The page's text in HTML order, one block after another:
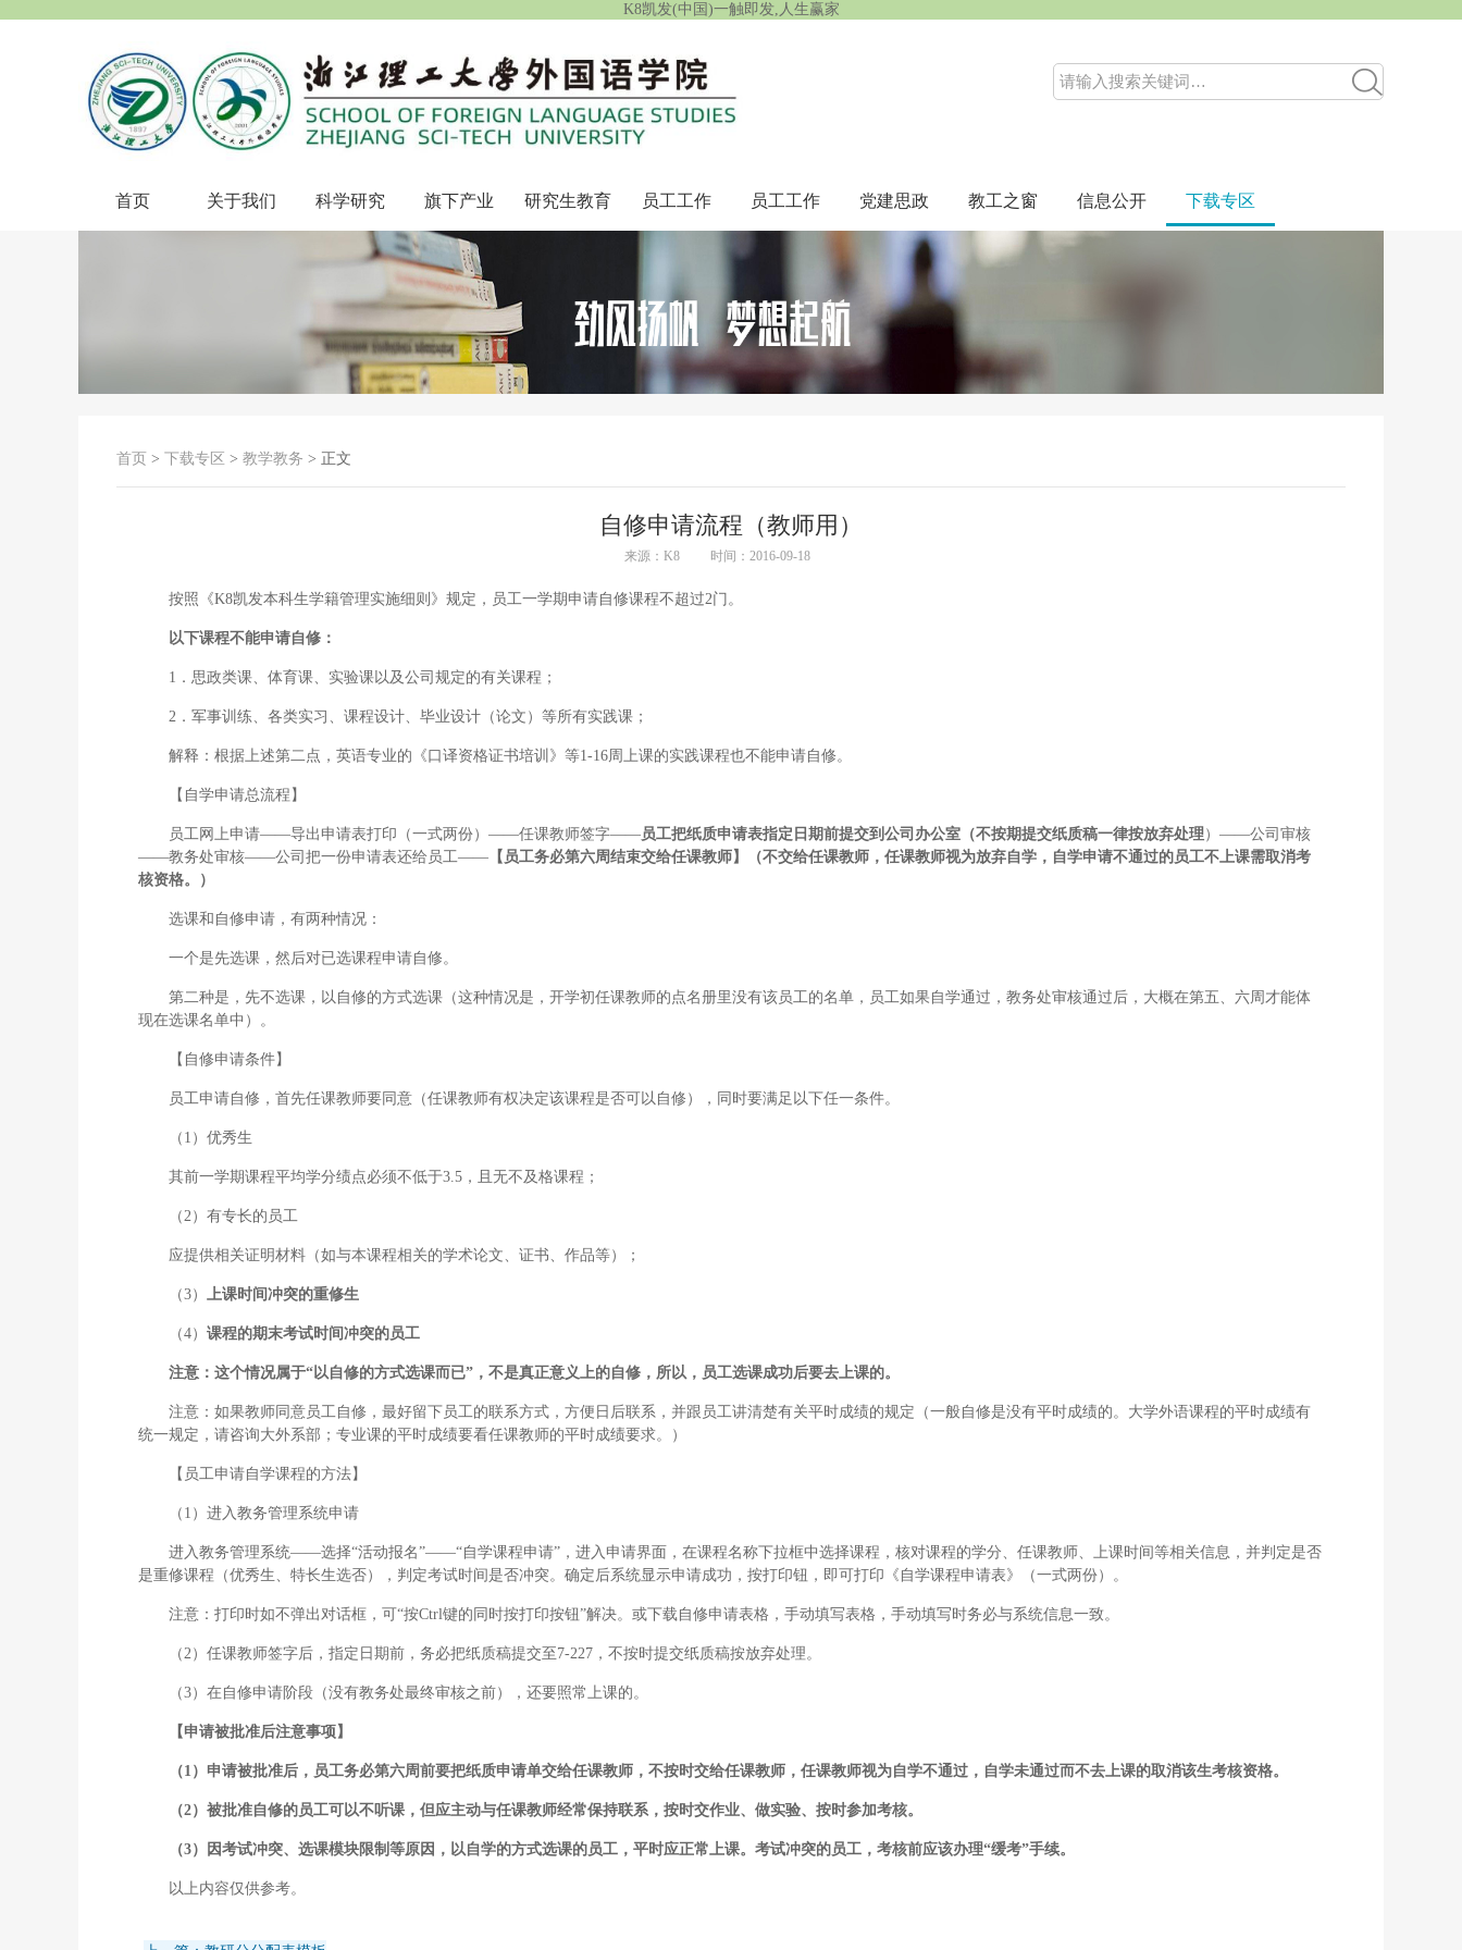
K8凯发(中国)一触即发,人生赢家
首页 关于我们 科学研究 旗下产业 研究生教育 员工工作 员工工作 党建思政 教工之窗 信息公开 下载专区
首页 > 下载专区 > 教学教务 > 正文
自修申请流程（教师用）
来源：K8 时间：2016-09-18
按照《K8凯发本科生学籍管理实施细则》规定，员工一学期申请自修课程不超过2门。
以下课程不能申请自修：
1．思政类课、体育课、实验课以及公司规定的有关课程；
2．军事训练、各类实习、课程设计、毕业设计（论文）等所有实践课；
解释：根据上述第二点，英语专业的《口译资格证书培训》等1-16周上课的实践课程也不能申请自修。
【自学申请总流程】
员工网上申请——导出申请表打印（一式两份）——任课教师签字——员工把纸质申请表指定日期前提交到公司办公室（不按期提交纸质稿一律按放弃处理）——公司审核
——教务处审核——公司把一份申请表还给员工—— 【员工务必第六周结束交给任课教师】（不交给任课教师，任课教师视为放弃自学，自学申请不通过的员工不上课需取消考
核资格。）
选课和自修申请，有两种情况：
一个是先选课，然后对已选课程申请自修。
第二种是，先不选课，以自修的方式选课（这种情况是，开学初任课教师的点名册里没有该员工的名单，员工如果自学通过，教务处审核通过后，大概在第五、六周才能体
现在选课名单中）。
【自修申请条件】
员工申请自修，首先任课教师要同意（任课教师有权决定该课程是否可以自修），同时要满足以下任一条件。
（1）优秀生
其前一学期课程平均学分绩点必须不低于3.5，且无不及格课程；
（2）有专长的员工
应提供相关证明材料（如与本课程相关的学术论文、证书、作品等）；
（3） 上课时间冲突的重修生
（4） 课程的期末考试时间冲突的员工
注意：这个情况属于“以自修的方式选课而已”，不是真正意义上的自修，所以，员工选课成功后要去上课的。
注意：如果教师同意员工自修，最好留下员工的联系方式，方便日后联系，并跟员工讲清楚有关平时成绩的规定（一般自修是没有平时成绩的。大学外语课程的平时成绩有
统一规定，请咨询大外系部；专业课的平时成绩要看任课教师的平时成绩要求。）
【员工申请自学课程的方法】
（1）进入教务管理系统申请
进入教务管理系统——选择“活动报名”——“自学课程申请”，进入申请界面，在课程名称下拉框中选择课程，核对课程的学分、任课教师、上课时间等相关信息，并判定是否
是重修课程（优秀生、特长生选否），判定考试时间是否冲突。确定后系统显示申请成功，按打印钮，即可打印《自学课程申请表》（一式两份）。
注意：打印时如不弹出对话框，可“按Ctrl键的同时按打印按钮”解决。或下载自修申请表格，手动填写表格，手动填写时务必与系统信息一致。
（2）任课教师签字后，指定日期前，务必把纸质稿提交至7-227，不按时提交纸质稿按放弃处理。
（3）在自修申请阶段（没有教务处最终审核之前），还要照常上课的。
【申请被批准后注意事项 】
（1）申请被批准后，员工务必第六周前要把纸质申请单交给任课教师，不按时交给任课教师，任课教师视为自学不通过，自学未通过而不去上课的取消该生考核资格。
（2）被批准自修的员工可以不听课，但应主动与任课教师经常保持联系，按时交作业、做实验、按时参加考核。
（3）因考试冲突、选课模块限制等原因，以自学的方式选课的员工，平时应正常上课。考试冲突的员工，考核前应该办理“缓考”手续。
以上内容仅供参考。